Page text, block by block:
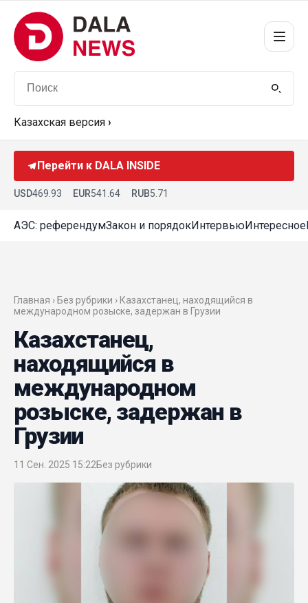
Казахская версия ›
Перейти к DALA INSIDE
USD469.93 EUR541.64 RUB5.71
АЭС: референдумЗакон и порядокИнтервьюИнтересное
Главная › Без рубрики › Казахстанец, находящийся в
международном розыске, задержан в Грузии
Казахстанец,
находящийся в
международном
розыске, задержан в
Грузии
11 Сен. 2025 15:22Без рубрики